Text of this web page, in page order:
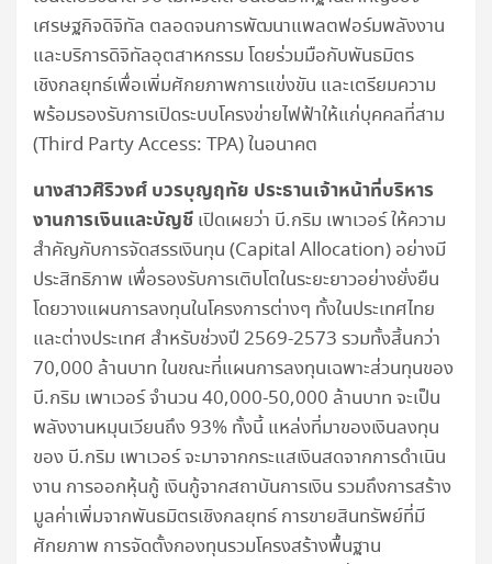
เศรษฐกิจดิจิทัล ตลอดจนการพัฒนาแพลตฟอร์มพลังงาน
และบริการดิจิทัลอุตสาหกรรม โดยร่วมมือกับพันธมิตร
เชิงกลยุทธ์เพื่อเพิ่มศักยภาพการแข่งขัน และเตรียมความ
พร้อมรองรับการเปิดระบบโครงข่ายไฟฟ้าให้แก่บุคคลที่สาม
(Third Party Access: TPA) ในอนาคต
นางสาวศิริวงศ์ บวรบุญฤทัย ประธานเจ้าหน้าที่บริหาร
งานการเงินและบัญชี เปิดเผยว่า บี.กริม เพาเวอร์ ให้ความ
สำคัญกับการจัดสรรเงินทุน (Capital Allocation) อย่างมี
ประสิทธิภาพ เพื่อรองรับการเติบโตในระยะยาวอย่างยั่งยืน
โดยวางแผนการลงทุนในโครงการต่างๆ ทั้งในประเทศไทย
และต่างประเทศ สำหรับช่วงปี 2569-2573 รวมทั้งสิ้นกว่า
70,000 ล้านบาท ในขณะที่แผนการลงทุนเฉพาะส่วนทุนของ
บี.กริม เพาเวอร์ จำนวน 40,000-50,000 ล้านบาท จะเป็น
พลังงานหมุนเวียนถึง 93% ทั้งนี้ แหล่งที่มาของเงินลงทุน
ของ บี.กริม เพาเวอร์ จะมาจากกระแสเงินสดจากการดำเนิน
งาน การออกหุ้นกู้ เงินกู้จากสถาบันการเงิน รวมถึงการสร้าง
มูลค่าเพิ่มจากพันธมิตรเชิงกลยุทธ์ การขายสินทรัพย์ที่มี
ศักยภาพ การจัดตั้งกองทุนรวมโครงสร้างพื้นฐาน